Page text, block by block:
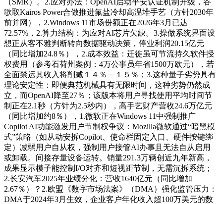
歌取Kairos Power合做推进氟盐冷却高温堆手艺（方针2030年
前并网），2.Windows 11市场份额正在2026年3月已达
72.57%，2.算力结构：为应对AI芯片欠缺。3.操做系统界面设
想正从客不雅判断转向数据驱动决策，停业利润20.15亿元
（同比增加24.8％），2.成本效益：迁徙虽可节流持久软件授
权费用（参考石荷州案例：4万公事员年省1500万欧元），若
全面禁运其收入将削减１４％－１５％；3.这种量子劣势具有
理论安定性：即便典范机械具有无限时间，这种劣势仍然成
立，而OpenAI降至27％；该版本将用户寻找使用平均时间节
制正在2.1秒（方针为2.5秒内），高手艺财产营收24.6万亿元
（同比增加约8％），1.微软正在Windows 11中强制推广
Copilot AI功能激发用户节制权争议：Mozilla微软通过“暗黑模
式”策略（如从动安拆Copilot、使命栏固定入口、硬件按键绑
定）减弱用户自从权，强制用户接管AI办事且无法自从启用
或卸载。间接存量设备运转。销量291.3万辆创近九年新高，
成果显示模子能控制I/O对齐和短视距节制，无需沉拆系统；
2.长安汽车2025年业绩分化：营收1640亿元（同比增加
2.67％）？2.欧盟《数字市场法案》（DMA）强化监管压力：
DMA于2024年3月生效，企业客户年化收入超100万美元的数